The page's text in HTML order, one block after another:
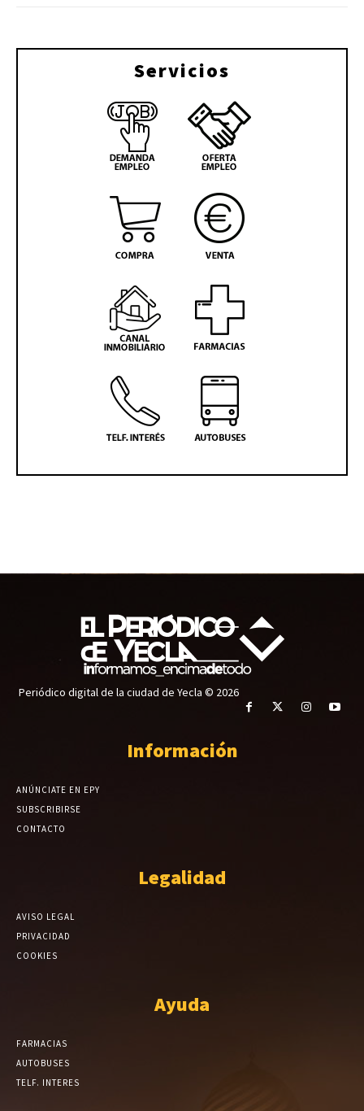
Servicios
Periódico digital de la ciudad de Yecla © 2026
Información
ANÚNCIATE EN EPY
SUBSCRIBIRSE
CONTACTO
Legalidad
AVISO LEGAL
PRIVACIDAD
COOKIES
Ayuda
FARMACIAS
AUTOBUSES
TELF. INTERES